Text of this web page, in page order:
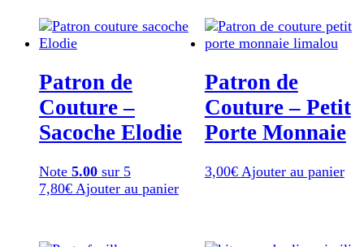
Patron de
Couture –
Sacoche Elodie
Note 5.00 sur 5
7,80€ Ajouter au panier
Patron de
Couture – Petit
Porte Monnaie
3,00€ Ajouter au panier